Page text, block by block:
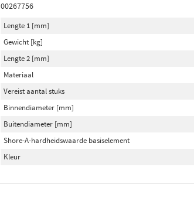
00267756
Lengte 1 [mm]
Gewicht [kg]
Lengte 2 [mm]
Materiaal
Vereist aantal stuks
Binnendiameter [mm]
Buitendiameter [mm]
Shore-A-hardheidswaarde basiselement
Kleur